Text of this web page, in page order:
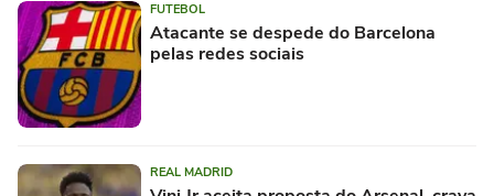
FUTEBOL
Atacante se despede do Barcelona
pelas redes sociais
REAL MADRID